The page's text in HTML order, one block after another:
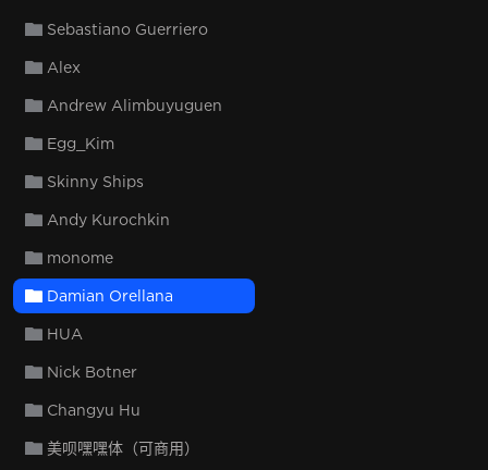
Sebastiano Guerriero
Alex
Andrew Alimbuyuguen
Egg_Kim
Skinny Ships
Andy Kurochkin
monome
Damian Orellana
HUA
Nick Botner
Changyu Hu
美呗嘿嘿体（可商用）